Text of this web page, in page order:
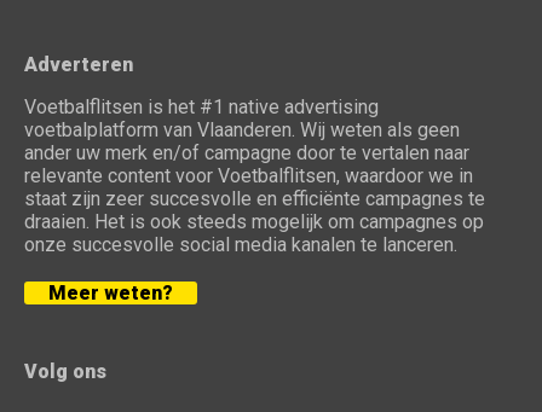
Adverteren
Voetbalflitsen is het #1 native advertising
voetbalplatform van Vlaanderen. Wij weten als geen
ander uw merk en/of campagne door te vertalen naar
relevante content voor Voetbalflitsen, waardoor we in
staat zijn zeer succesvolle en efficiënte campagnes te
draaien. Het is ook steeds mogelijk om campagnes op
onze succesvolle social media kanalen te lanceren.
Meer weten?
Volg ons